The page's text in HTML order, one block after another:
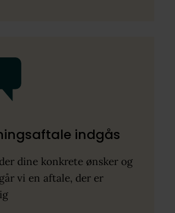
indgås
dine konkrete ønsker og
vi en aftale, der er